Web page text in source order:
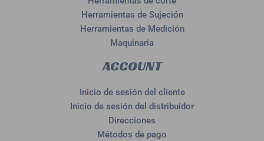
Herramientas de Sujeción
Herramientas de Medición
Maquinaria
ACCOUNT
Inicio de sesión del cliente
Inicio de sesión del distribuidor
Direcciones
Métodos de pago